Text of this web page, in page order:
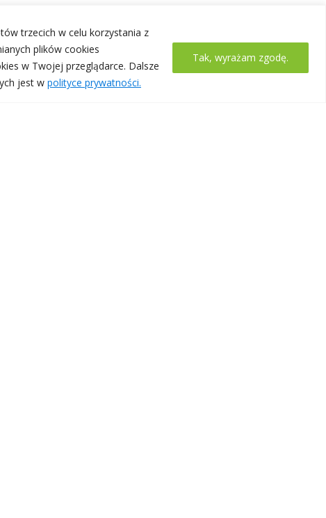
trzecich w celu korzystania z
plików cookies
w Twojej przeglądarce. Dalsze
jest w polityce prywatności.
Tak, wyrażam zgodę.